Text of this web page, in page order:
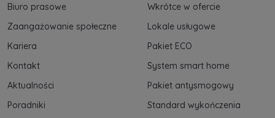
Biuro prasowe
Zaangażowanie społeczne
Kariera
Kontakt
Aktualności
Poradniki
Wkrótce w ofercie
Lokale usługowe
Pakiet ECO
System smart home
Pakiet antysmogowy
Standard wykończenia